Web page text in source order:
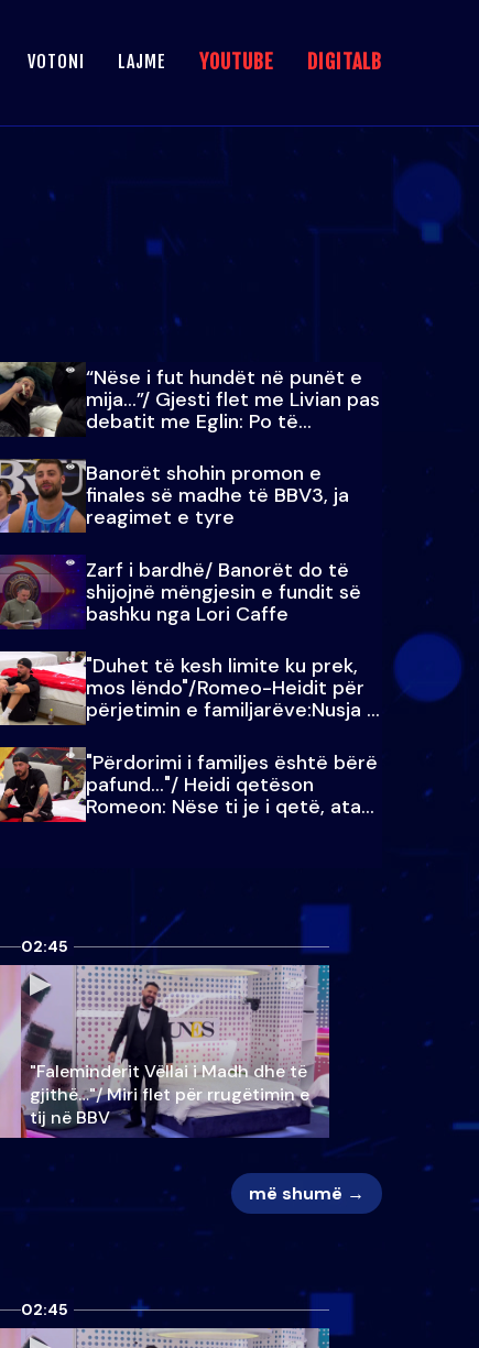
VOTONI LAJME YOUTUBE DIGITALB
“Nëse i fut hundët në punët e
mija…”/ Gjesti flet me Livian pas
debatit me Eglin: Po të
paralajmëroj
Banorët shohin promon e
finales së madhe të BBV3, ja
reagimet e tyre
Zarf i bardhë/ Banorët do të
shijojnë mëngjesin e fundit së
bashku nga Lori Caffe
"Duhet të kesh limite ku prek,
mos lëndo"/Romeo-Heidit për
përjetimin e familjarëve:Nusja e
Julit…
"Përdorimi i familjes është bërë
pafund…"/ Heidi qetëson
Romeon: Nëse ti je i qetë, ata
qetësohen
02:45
"Faleminderit Vëllai i Madh dhe të
gjithë…"/ Miri flet për rrugëtimin e
tij në BBV
më shumë →
02:45